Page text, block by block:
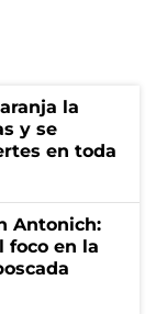
la
y se
en toda
Antonich:
foco en la